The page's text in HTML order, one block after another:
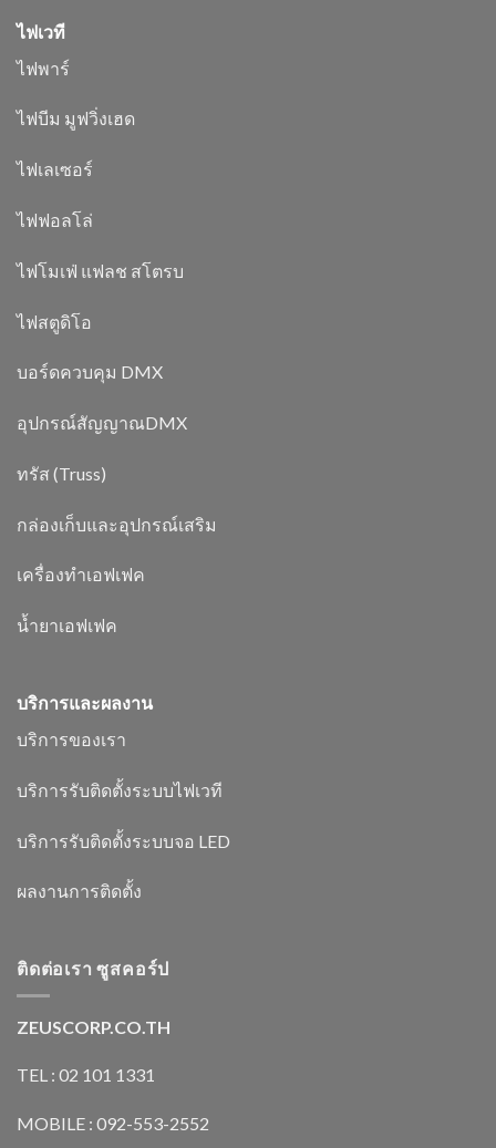
ไฟเวที
ไฟพาร์
ไฟบีม มูฟวิ่งเฮด
ไฟเลเซอร์
ไฟฟอลโล่
ไฟโมเฟ่ แฟลช สโตรบ
ไฟสตูดิโอ
บอร์ดควบคุม DMX
อุปกรณ์สัญญาณDMX
ทรัส (Truss)
กล่องเก็บและอุปกรณ์เสริม
เครื่องทำเอฟเฟค
น้ำยาเอฟเฟค
บริการและผลงาน
บริการของเรา
บริการรับติดตั้งระบบไฟเวที
บริการรับติดตั้งระบบจอ LED
ผลงานการติดตั้ง
ติดต่อเรา ซูสคอร์ป
ZEUSCORP.CO.TH
TEL : 02 101 1331
MOBILE : 092-553-2552